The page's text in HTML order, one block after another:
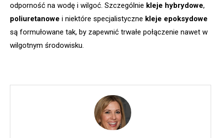
odporność na wodę i wilgoć. Szczególnie kleje hybrydowe,
poliuretanowe i niektóre specjalistyczne kleje epoksydowe
są formułowane tak, by zapewnić trwałe połączenie nawet w
wilgotnym środowisku.